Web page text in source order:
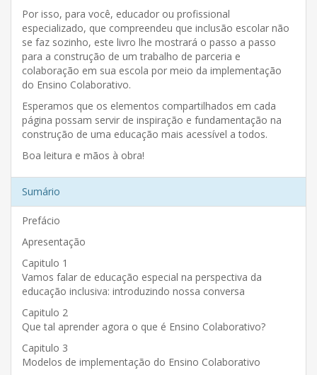
Por isso, para você, educador ou profissional
especializado, que compreendeu que inclusão escolar não
se faz sozinho, este livro lhe mostrará o passo a passo
para a construção de um trabalho de parceria e
colaboração em sua escola por meio da implementação
do Ensino Colaborativo.
Esperamos que os elementos compartilhados em cada
página possam servir de inspiração e fundamentação na
construção de uma educação mais acessível a todos.
Boa leitura e mãos à obra!
Sumário
Prefácio
Apresentação
Capitulo 1
Vamos falar de educação especial na perspectiva da
educação inclusiva: introduzindo nossa conversa
Capitulo 2
Que tal aprender agora o que é Ensino Colaborativo?
Capitulo 3
Modelos de implementação do Ensino Colaborativo